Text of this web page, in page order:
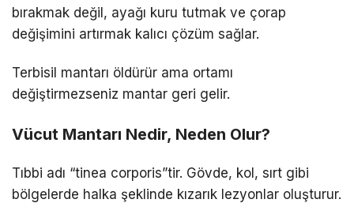
bırakmak değil, ayağı kuru tutmak ve çorap
değişimini artırmak kalıcı çözüm sağlar.
Terbisil mantarı öldürür ama ortamı
değiştirmezseniz mantar geri gelir.
Vücut Mantarı Nedir, Neden Olur?
Tıbbi adı “tinea corporis”tir. Gövde, kol, sırt gibi
bölgelerde halka şeklinde kızarık lezyonlar oluşturur.